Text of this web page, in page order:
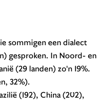
sommigen een dialect
gesproken. In Noord- en
(29 landen) zo'n 19%.
32%).
(192), China (202),